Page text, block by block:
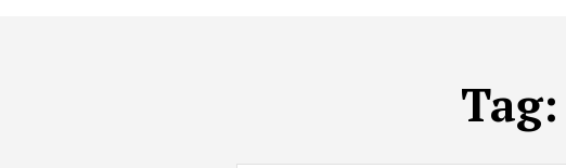
Tag: